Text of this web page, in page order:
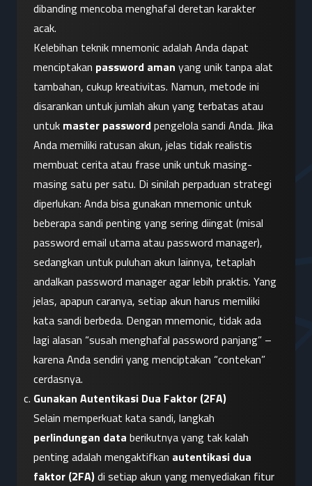
dibanding mencoba menghafal deretan karakter
acak.
Kelebihan teknik mnemonic adalah Anda dapat
menciptakan password aman yang unik tanpa alat
tambahan, cukup kreativitas. Namun, metode ini
disarankan untuk jumlah akun yang terbatas atau
untuk master password pengelola sandi Anda. Jika
Anda memiliki ratusan akun, jelas tidak realistis
membuat cerita atau frase unik untuk masing-
masing satu per satu. Di sinilah perpaduan strategi
diperlukan: Anda bisa gunakan mnemonic untuk
beberapa sandi penting yang sering diingat (misal
password email utama atau password manager),
sedangkan untuk puluhan akun lainnya, tetaplah
andalkan password manager agar lebih praktis. Yang
jelas, apapun caranya, setiap akun harus memiliki
kata sandi berbeda. Dengan mnemonic, tidak ada
lagi alasan “susah menghafal password panjang” –
karena Anda sendiri yang menciptakan “contekan”
cerdasnya.
Gunakan Autentikasi Dua Faktor (2FA)
perlindungan data berikutnya yang tak kalah
penting adalah mengaktifkan autentikasi dua
faktor (2FA) di setiap akun yang menyediakan fitur